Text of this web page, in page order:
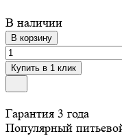
В наличии
В корзину
Купить в 1 клик
Гарантия 3 года
Популярный